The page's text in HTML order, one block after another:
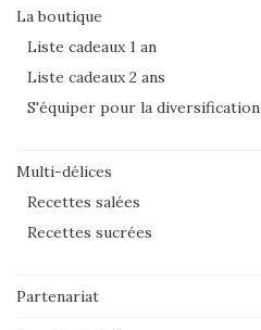
La boutique
Liste cadeaux 1 an
Liste cadeaux 2 ans
S'équiper pour la diversification
Multi-délices
Recettes salées
Recettes sucrées
Partenariat